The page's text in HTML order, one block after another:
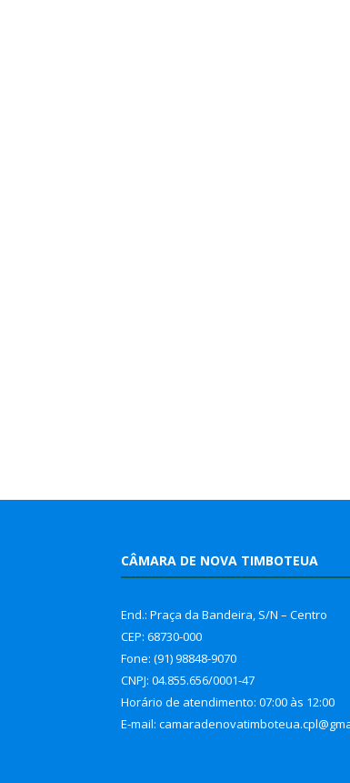
CÂMARA DE NOVA TIMBOTEUA
End.: Praça da Bandeira, S/N – Centro
CEP: 68730-000
Fone: (91) 98848-9070
CNPJ: 04.855.656/0001-47
Horário de atendimento: 07:00 às 12:00
E-mail: camaradenovatimboteua.cpl@